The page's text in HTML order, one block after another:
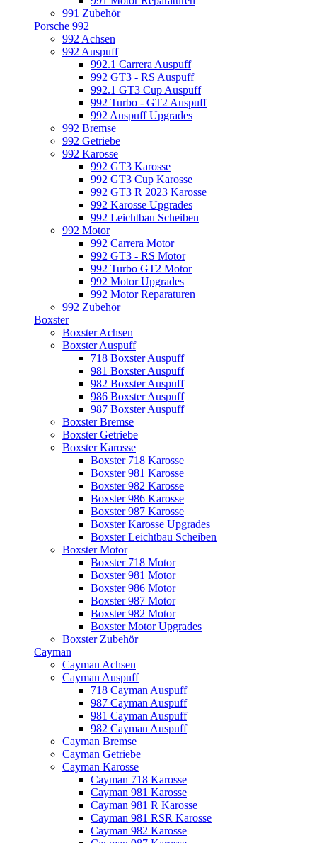
991 Zubehör
Porsche 992
992 Achsen
992 Auspuff
992.1 Carrera Auspuff
992 GT3 - RS Auspuff
992.1 GT3 Cup Auspuff
992 Turbo - GT2 Auspuff
992 Auspuff Upgrades
992 Bremse
992 Getriebe
992 Karosse
992 GT3 Karosse
992 GT3 Cup Karosse
992 GT3 R 2023 Karosse
992 Karosse Upgrades
992 Leichtbau Scheiben
992 Motor
992 Carrera Motor
992 GT3 - RS Motor
992 Turbo GT2 Motor
992 Motor Upgrades
992 Motor Reparaturen
992 Zubehör
Boxster
Boxster Achsen
Boxster Auspuff
718 Boxster Auspuff
981 Boxster Auspuff
982 Boxster Auspuff
986 Boxster Auspuff
987 Boxster Auspuff
Boxster Bremse
Boxster Getriebe
Boxster Karosse
Boxster 718 Karosse
Boxster 981 Karosse
Boxster 982 Karosse
Boxster 986 Karosse
Boxster 987 Karosse
Boxster Karosse Upgrades
Boxster Leichtbau Scheiben
Boxster Motor
Boxster 718 Motor
Boxster 981 Motor
Boxster 986 Motor
Boxster 987 Motor
Boxster 982 Motor
Boxster Motor Upgrades
Boxster Zubehör
Cayman
Cayman Achsen
Cayman Auspuff
718 Cayman Auspuff
987 Cayman Auspuff
981 Cayman Auspuff
982 Cayman Auspuff
Cayman Bremse
Cayman Getriebe
Cayman Karosse
Cayman 718 Karosse
Cayman 981 Karosse
Cayman 981 R Karosse
Cayman 981 RSR Karosse
Cayman 982 Karosse